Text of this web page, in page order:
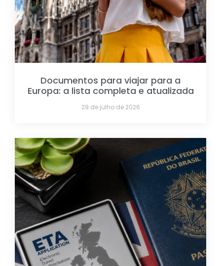
Documentos para viajar para a
Europa: a lista completa e atualizada
29 de julho de 2026